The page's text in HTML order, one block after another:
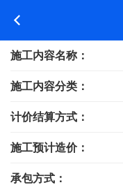
施工内容名称：
施工内容分类：
计价结算方式：
施工预计造价：
承包方式：